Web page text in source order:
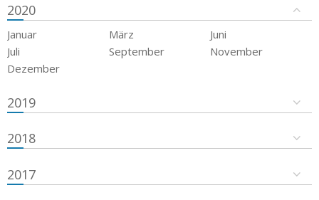
2020
Januar März
Juni
Juli
September
November
Dezember
2019
2018
2017